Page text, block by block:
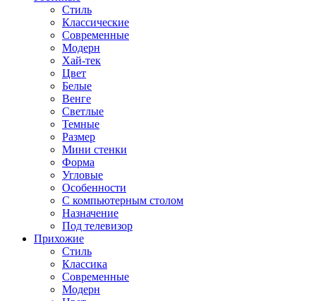
Стиль
Классические
Современные
Модерн
Хай-тек
Цвет
Белые
Венге
Светлые
Темные
Размер
Мини стенки
Форма
Угловые
Особенности
С компьютерным столом
Назначение
Под телевизор
Прихожие
Стиль
Классика
Современные
Модерн